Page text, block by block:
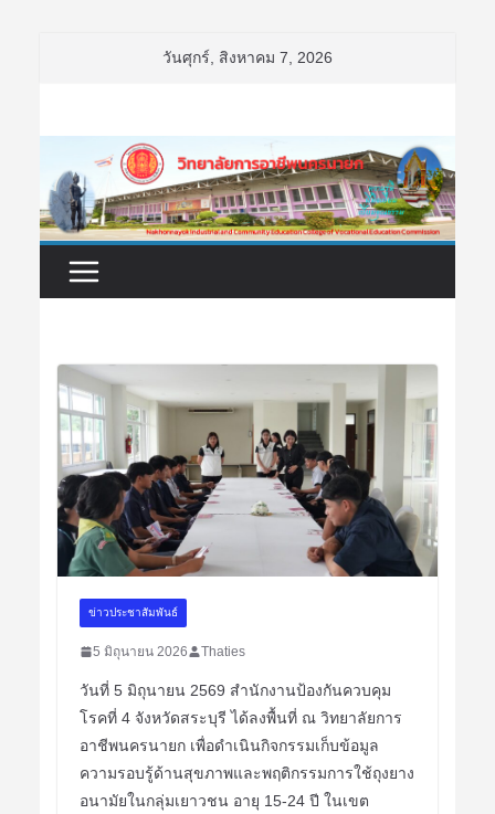
วันศุกร์, สิงหาคม 7, 2026
ข่าวประชาสัมพันธ์
5 มิถุนายน 2026 Thaties
วันที่ 5 มิถุนายน 2569 สำนักงานป้องกันควบคุม
โรคที่ 4 จังหวัดสระบุรี ได้ลงพื้นที่ ณ วิทยาลัยการ
อาชีพนครนายก เพื่อดำเนินกิจกรรมเก็บข้อมูล
ความรอบรู้ด้านสุขภาพและพฤติกรรมการใช้ถุงยาง
อนามัยในกลุ่มเยาวชน อายุ 15-24 ปี ในเขต